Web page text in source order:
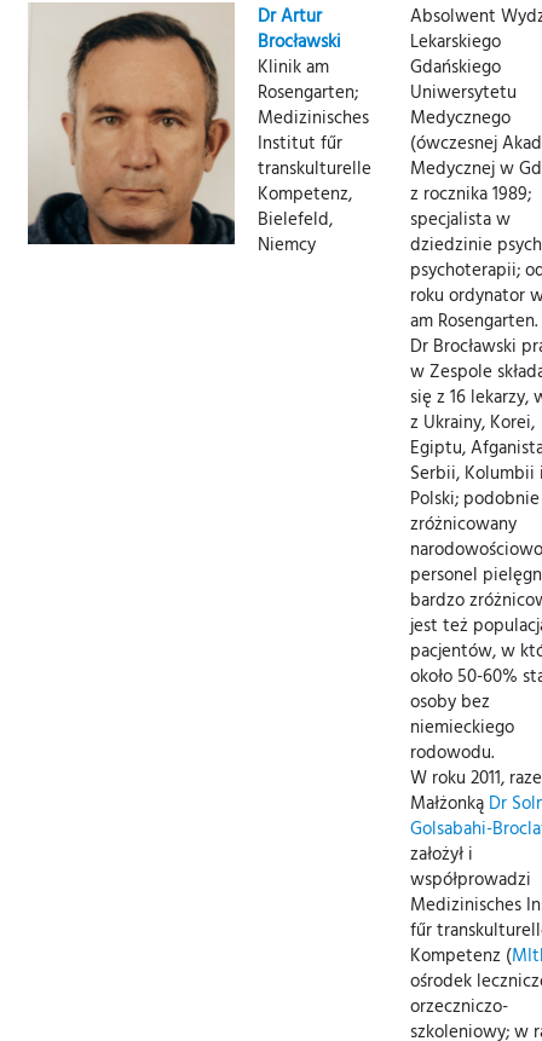
Dr Artur
Brocławski
Klinik am
Rosengarten;
Medizinisches
Institut fűr
transkulturelle
Kompetenz,
Bielefeld,
Niemcy
Absolwent
Lekarskiego
Gdańskiego
Uniwersytetu
Medycznego
(ówczesnej
Medycznej w
z rocznika 1989;
specjalista w
dziedzinie
psychoterapii;
roku ordynator
am Rosengarten.
Dr Brocławski
w Zespole
się z 16 lekarzy,
z Ukrainy, Korei,
Egiptu,
Serbii, Kolumbii
Polski; podobnie
zróżnicowany
personel
bardzo
jest też
pacjentów, w
około 50-60%
osoby bez
niemieckiego
rodowodu.
W roku 2011,
Małżonką Dr
Golsabahi-
założył i
współprowadzi
Medizinisches
fűr
Kompetenz (
ośrodek
orzeczniczo-
szkoleniowy; w